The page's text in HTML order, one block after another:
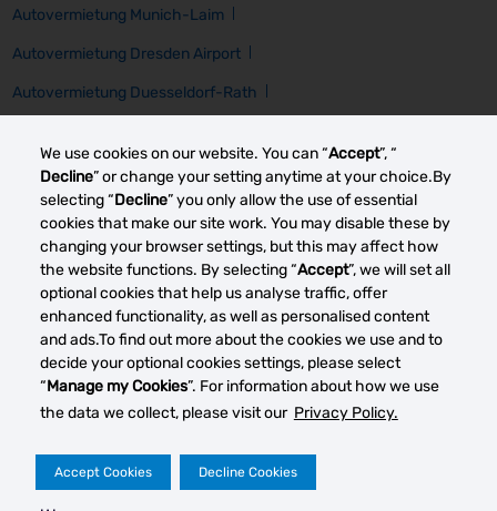
We use cookies on our website. You can “Accept”, “
Decline” or change your setting anytime at your choice.By
selecting “Decline” you only allow the use of essential
cookies that make our site work. You may disable these by
changing your browser settings, but this may affect how
the website functions. By selecting “Accept”, we will set all
optional cookies that help us analyse traffic, offer
enhanced functionality, as well as personalised content
and ads.To find out more about the cookies we use and to
decide your optional cookies settings, please select
“Manage my Cookies”. For information about how we use
the data we collect, please visit our Privacy Policy.
Accept Cookies Decline Cookies
Autovermietung Munich-Laim
Autovermietung Dresden Airport
Autovermietung Duesseldorf-Rath
Autovermietung Hamburg Airport Autovermietung Bonn
Autovermietung Stuttgart-Moehringen
Autovermietung Cologne-Porz Westhoven
Other car rental markets
© 2023 Thrifty Rent a Car System, Inc. Privacy Policy -
Your Privacy Rights Terms of Use